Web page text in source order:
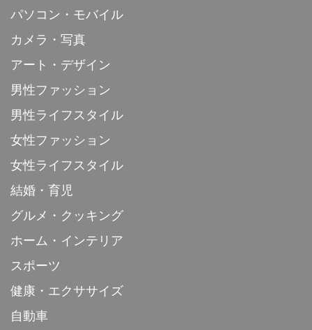
パソコン・モバイル
カメラ・写真
アート・デザイン
男性ファッション
男性ライフスタイル
女性ファッション
女性ライフスタイル
結婚・育児
グルメ・クッキング
ホーム・インテリア
スポーツ
健康・エクササイズ
自動車